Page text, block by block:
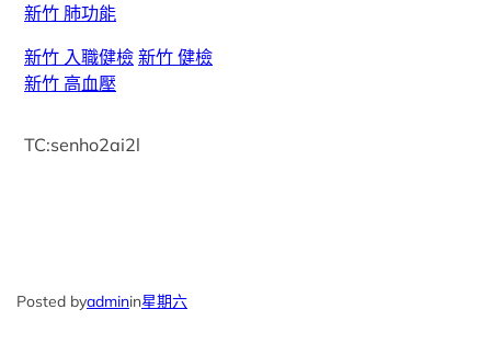
新竹 肺功能
新竹 入職健檢 新竹 健檢
新竹 高血壓
TC:senho2ai2l
Posted byadminin星期六